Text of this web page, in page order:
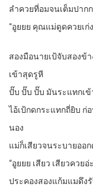
ลำควยที่อมจนเต็มปาก
“อูยยย คุณแม่ดูดควยเก่ง
สองมือนายเป้จับสองข้
เข้าสุดรูหี
ปั๊บ ปั๊บ ปั๊บ มันระแทกเข้
ไอ้เป้กดกระแทกถี่ยิบ ก่
นอง
แม่ก็เสียวจนระบายออ
“อูยยย เสียว เสียวควย
ประคองสองแก้มแมดึง